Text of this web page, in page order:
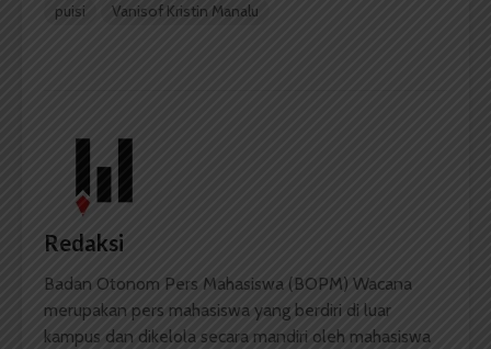
puisi Vanisof Kristin Manalu
Redaksi
Badan Otonom Pers Mahasiswa (BOPM) Wacana
merupakan pers mahasiswa yang berdiri di luar
kampus dan dikelola secara mandiri oleh mahasiswa